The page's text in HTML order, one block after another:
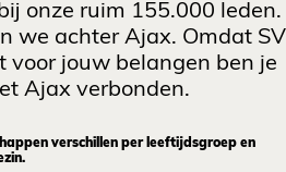
onze ruim 155.000 leden.
we achter Ajax. Omdat SV
voor jouw belangen ben je
Ajax verbonden.
verschillen per leeftijdsgroep en